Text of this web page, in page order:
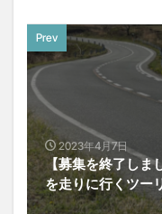
Prev
2023年4月7日
【募集を終了しま
を走りに行くツー